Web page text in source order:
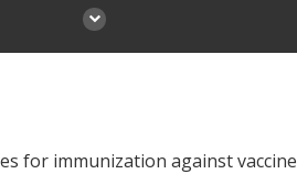
for immunization against vaccine